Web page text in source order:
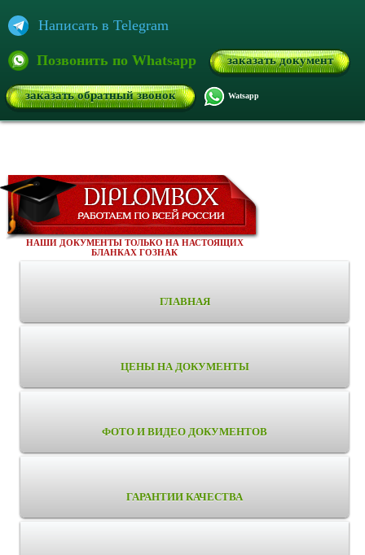
Написать в Telegram
Позвонить по Whatsapp заказать документ
заказать обратный звонок Watsapp
НАШИ ДОКУМЕНТЫ ТОЛЬКО НА НАСТОЯЩИХ
БЛАНКАХ ГОЗНАК
ГЛАВНАЯ
ЦЕНЫ НА ДОКУМЕНТЫ
ФОТО И ВИДЕО ДОКУМЕНТОВ
ГАРАНТИИ КАЧЕСТВА